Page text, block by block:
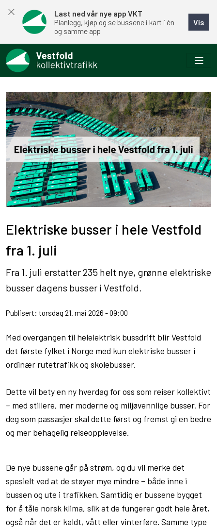
Last ned vår nye app VKT
Planlegg, kjøp og se bussene i kart i én
og samme app
Vis
Elektriske busser i hele Vestfold
fra 1. juli
Fra 1. juli erstatter 235 helt nye, grønne elektriske
busser dagens busser i Vestfold.
Publisert: torsdag 21. mai 2026 - 09:00
Med overgangen til helelektrisk bussdrift blir Vestfold
det første fylket i Norge med kun elektriske busser i
ordinær rutetrafikk og skolebusser.
Dette vil bety en ny hverdag for oss som reiser kollektivt
– med stillere, mer moderne og miljøvennlige busser. For
deg som passasjer skal dette først og fremst gi en bedre
og mer behagelig reiseopplevelse.
De nye bussene går på strøm, og du vil merke det
spesielt ved at de støyer mye mindre – både inne i
bussen og ute i trafikken. Samtidig er bussene bygget
for å tåle norsk klima, slik at de fungerer godt hele året,
også når det er kaldt, vått eller vinterføre. Samme type